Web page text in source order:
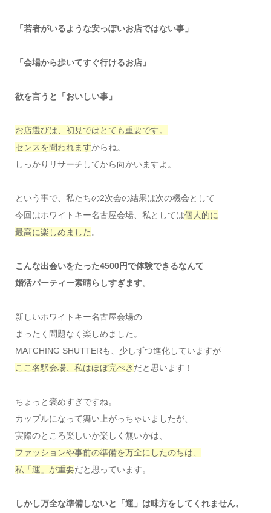
「若者がいるような安っぽいお店ではない事」
「会場から歩いてすぐ行けるお店」
欲を言うと 「おいしい事」
お店選びは、初見ではとても重要です。
センスを問われますからね。
しっかりリサーチしてから向かいますよ。
という事で、私たちの2次会の結果は次の機会として
今回はホワイトキー名古屋会場、私としては個人的に
最高に楽しめました 。
こんな出会いをたった4500円で体験できるなんて
婚活パーティー素晴らしすぎます。
新しいホワイトキー名古屋会場の
まったく問題なく楽しめました。
MATCHING SHUTTERも、少しずつ進化していますが
ここ名駅会場、私はほぼ完ぺき だと思います！
ちょっと褒めすぎですね。
カップルになって舞い上がっちゃいましたが、
実際のところ楽しいか楽しく無いかは、
ファッションや事前の準備を万全にしたのちは、
私「運」が重要だと思っています。
しかし万全な準備しないと「運」は味方をしてくれません。